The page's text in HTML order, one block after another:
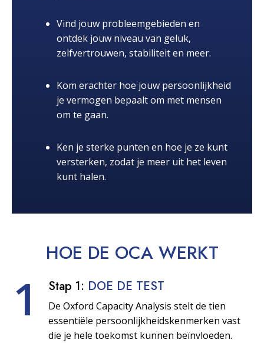
Vind jouw probleemgebieden en
ontdek jouw niveau van geluk,
zelfvertrouwen, stabiliteit en meer.
Kom erachter hoe jouw persoonlijkheid
je vermogen bepaalt om met mensen
om te gaan.
Ken je sterke punten en hoe je ze kunt
versterken, zodat je meer uit het leven
kunt halen.
HOE DE OCA WERKT
1 Stap 1: DOE DE TEST
De Oxford Capacity Analysis stelt de tien
essentiële persoonlijkheids­kenmerken vast
die je hele toekomst kunnen beïnvloeden.